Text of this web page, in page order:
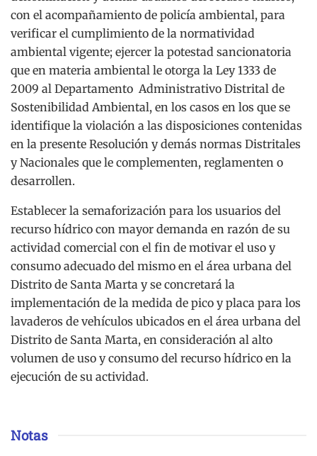
con el acompañamiento de policía ambiental, para
verificar el cumplimiento de la normatividad
ambiental vigente; ejercer la potestad sancionatoria
que en materia ambiental le otorga la Ley 1333 de
2009 al Departamento Administrativo Distrital de
Sostenibilidad Ambiental, en los casos en los que se
identifique la violación a las disposiciones contenidas
en la presente Resolución y demás normas Distritales
y Nacionales que le complementen, reglamenten o
desarrollen.
Establecer la semaforización para los usuarios del
recurso hídrico con mayor demanda en razón de su
actividad comercial con el fin de motivar el uso y
consumo adecuado del mismo en el área urbana del
Distrito de Santa Marta y se concretará la
implementación de la medida de pico y placa para los
lavaderos de vehículos ubicados en el área urbana del
Distrito de Santa Marta, en consideración al alto
volumen de uso y consumo del recurso hídrico en la
ejecución de su actividad.
Notas